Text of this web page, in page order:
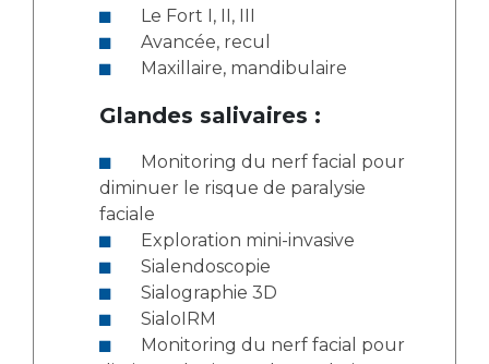
Le Fort I, II, III
Avancée, recul
Maxillaire, mandibulaire
Glandes salivaires :
diminuer le risque de paralysie
faciale
Exploration mini-invasive
Sialendoscopie
Sialographie 3D
SialoIRM